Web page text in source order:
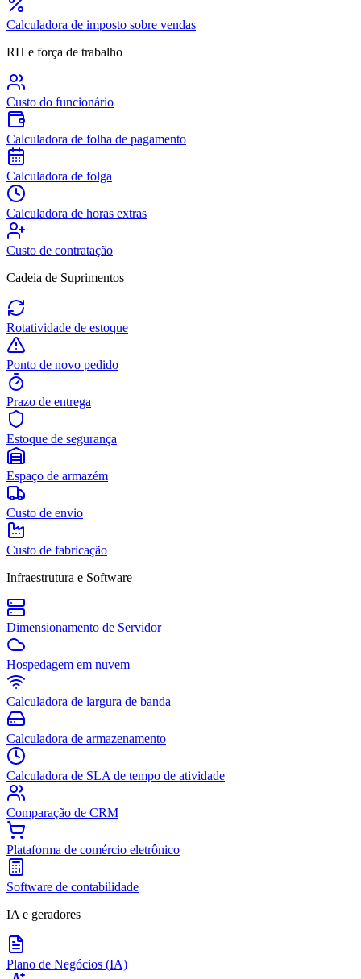
Calculadora de imposto sobre vendas
RH e força de trabalho
Custo do funcionário
Calculadora de folha de pagamento
Calculadora de folga
Calculadora de horas extras
Custo de contratação
Cadeia de Suprimentos
Rotatividade de estoque
Ponto de novo pedido
Prazo de entrega
Estoque de segurança
Espaço de armazém
Custo de envio
Custo de fabricação
Infraestrutura e Software
Dimensionamento de Servidor
Hospedagem em nuvem
Calculadora de largura de banda
Calculadora de armazenamento
Calculadora de SLA de tempo de atividade
Comparação de CRM
Plataforma de comércio eletrônico
Software de contabilidade
IA e geradores
Plano de Negócios (IA)